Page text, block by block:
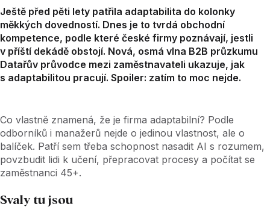
Ještě před pěti lety patřila adaptabilita do kolonky
měkkých dovedností. Dnes je to tvrdá obchodní
kompetence, podle které české firmy poznávají, jestli
v příští dekádě obstojí. Nová, osmá vlna B2B průzkumu
Datařův průvodce mezi zaměstnavateli ukazuje, jak
s adaptabilitou pracují. Spoiler: zatím to moc nejde.
Co vlastně znamená, že je firma adaptabilní? Podle
odborníků i manažerů nejde o jedinou vlastnost, ale o
balíček. Patří sem třeba schopnost nasadit AI s rozumem,
povzbudit lidi k učení, přepracovat procesy a počítat se
zaměstnanci 45+.
Svaly tu jsou